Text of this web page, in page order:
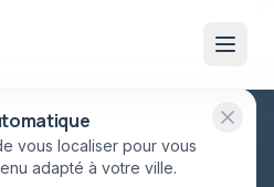
vous localiser pour vous
adapté à votre ville.